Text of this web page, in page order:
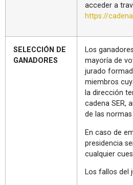
acceder a
https://
SELECCIÓN DE
GANADORES
Los
mayoría de
jurado
miembros
la dirección
cadena SER,
de las
En caso de
presidencia
cualquier
Los fallos del